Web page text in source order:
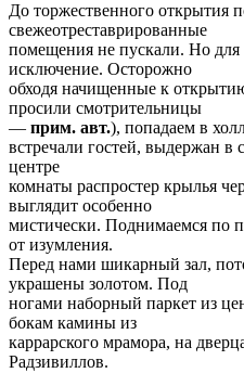
До торжественного открытия
свежеотреставрированные
помещения не пускали. Но
исключение. Осторожно
обходя начищенные к
просили смотрительницы
— прим. авт.), попадаем в
встречали гостей, выдержан в
центре
комнаты распростер крылья
выглядит особенно
мистически. Поднимаемся по
от изумления.
Перед нами шикарный зал,
украшены золотом. Под
ногами наборный паркет из
бокам камины из
каррарского мрамора, на
Радзивиллов.